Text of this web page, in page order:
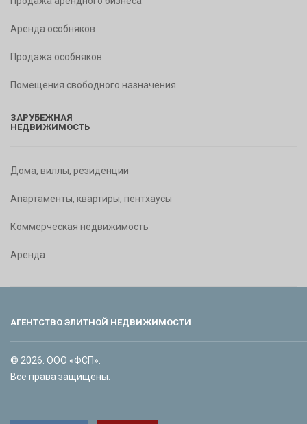
Аренда особняков
Продажа особняков
Помещения свободного назначения
ЗАРУБЕЖНАЯ
НЕДВИЖИМОСТЬ
Дома, виллы, резиденции
Апартаменты, квартиры, пентхаусы
Коммерческая недвижимость
Аренда
АГЕНТСТВО ЭЛИТНОЙ НЕДВИЖИМОСТИ
© 2026. ООО «ФСП».
Все права защищены.